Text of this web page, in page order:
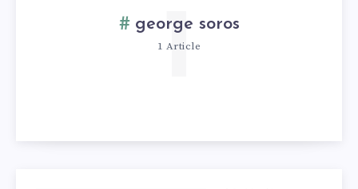
george soros
1 Article
1